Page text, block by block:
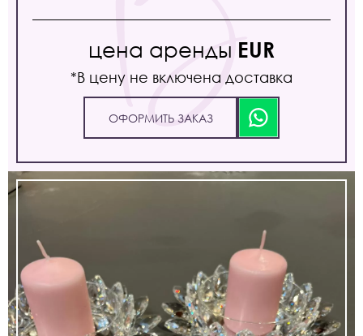
цена аренды EUR
*В цену не включена доставка
ОФОРМИТЬ ЗАКАЗ